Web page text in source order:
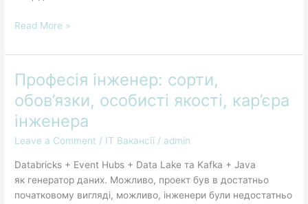
Read More »
Професія інженер: сорти,
обов’язки, особисті якості, кар’єра
інженера
Leave a Comment / IT Вакансії/ admin
Databricks + Event Hubs + Data Lake та Kafka + Java
як генератор даних. Можливо, проект був в достатньо
початковому вигляді, можливо, інженери були недостатньо
Професія
інженер:
сорти,
обов’язки,
особисті
кар’єра
інженера